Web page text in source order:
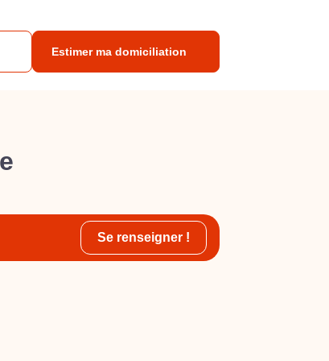
Estimer ma domiciliation
Se renseigner !